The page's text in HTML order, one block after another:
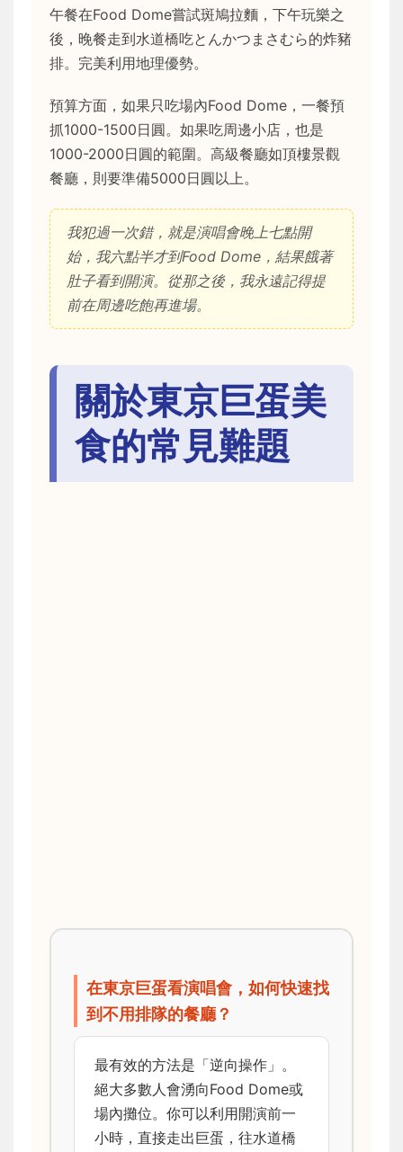
午餐在Food Dome嘗試斑鳩拉麵，下午玩樂之
後，晚餐走到水道橋吃とんかつまさむら的炸豬
排。完美利用地理優勢。
預算方面，如果只吃場內Food Dome，一餐預
抓1000-1500日圓。如果吃周邊小店，也是
1000-2000日圓的範圍。高級餐廳如頂樓景觀
餐廳，則要準備5000日圓以上。
我犯過一次錯，就是演唱會晚上七點開
始，我六點半才到Food Dome，結果餓著
肚子看到開演。從那之後，我永遠記得提
前在周邊吃飽再進場。
關於東京巨蛋美
食的常見難題
在東京巨蛋看演唱會，如何快速找
到不用排隊的餐廳？
最有效的方法是「逆向操作」。
絕大多數人會湧向Food Dome或
場內攤位。你可以利用開演前一
小時，直接走出巨蛋，往水道橋